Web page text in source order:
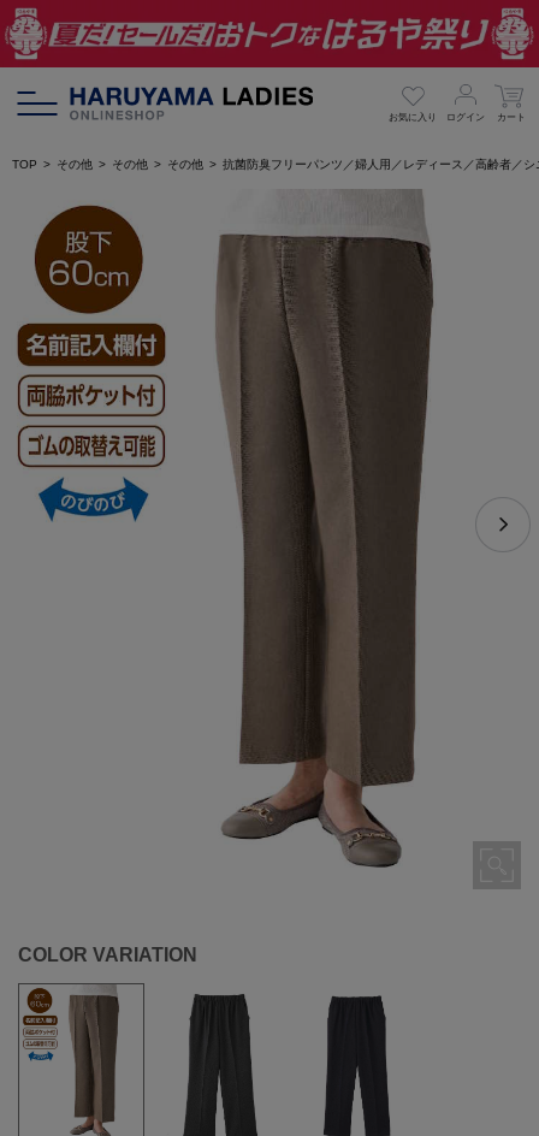
お気に入り ログイン カート
TOP その他 その他 その他 抗菌防臭フリーパンツ／婦人用／レディース／高齢者／
COLOR VARIATION